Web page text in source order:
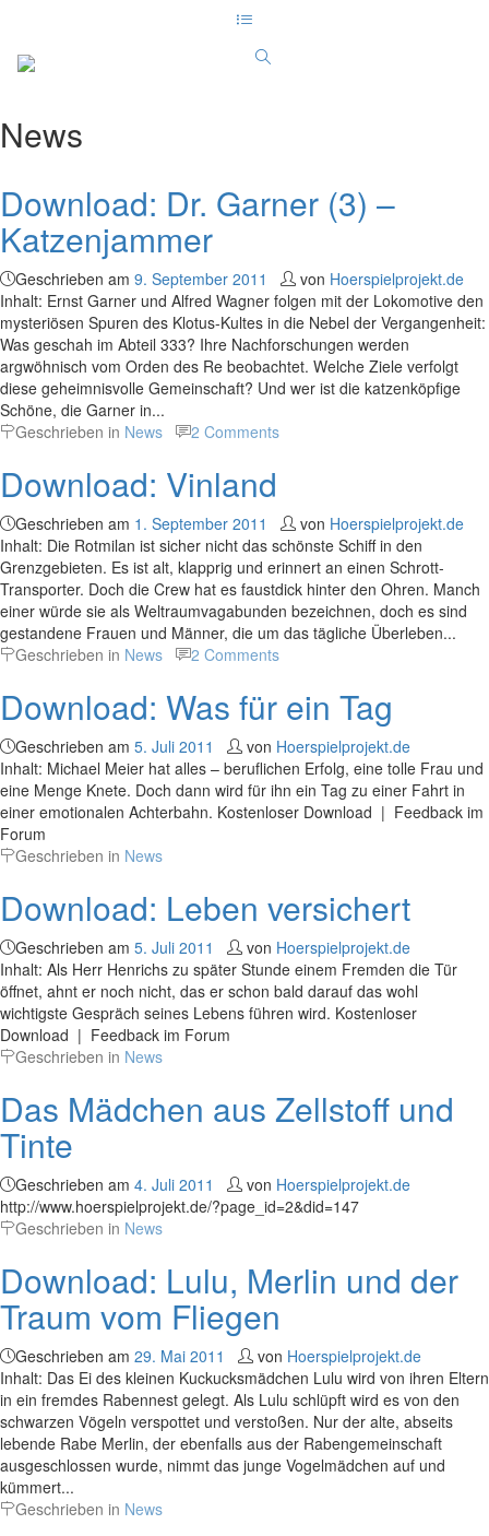
News
Download: Dr. Garner (3) –
Katzenjammer
Geschrieben am 9. September 2011 von Hoerspielprojekt.de
Inhalt: Ernst Garner und Alfred Wagner folgen mit der Lokomotive den
mysteriösen Spuren des Klotus-Kultes in die Nebel der Vergangenheit:
Was geschah im Abteil 333? Ihre Nachforschungen werden
argwöhnisch vom Orden des Re beobachtet. Welche Ziele verfolgt
diese geheimnisvolle Gemeinschaft? Und wer ist die katzenköpfige
Schöne, die Garner in...
Geschrieben in News 2 Comments
Download: Vinland
Geschrieben am 1. September 2011 von Hoerspielprojekt.de
Inhalt: Die Rotmilan ist sicher nicht das schönste Schiff in den
Grenzgebieten. Es ist alt, klapprig und erinnert an einen Schrott-
Transporter. Doch die Crew hat es faustdick hinter den Ohren. Manch
einer würde sie als Weltraumvagabunden bezeichnen, doch es sind
gestandene Frauen und Männer, die um das tägliche Überleben...
Geschrieben in News 2 Comments
Download: Was für ein Tag
Geschrieben am 5. Juli 2011 von Hoerspielprojekt.de
Inhalt: Michael Meier hat alles – beruflichen Erfolg, eine tolle Frau und
eine Menge Knete. Doch dann wird für ihn ein Tag zu einer Fahrt in
einer emotionalen Achterbahn. Kostenloser Download | Feedback im
Forum
Geschrieben in News
Download: Leben versichert
Geschrieben am 5. Juli 2011 von Hoerspielprojekt.de
Inhalt: Als Herr Henrichs zu später Stunde einem Fremden die Tür
öffnet, ahnt er noch nicht, das er schon bald darauf das wohl
wichtigste Gespräch seines Lebens führen wird. Kostenloser
Download | Feedback im Forum
Geschrieben in News
Das Mädchen aus Zellstoff und
Tinte
Geschrieben am 4. Juli 2011 von Hoerspielprojekt.de
http://www.hoerspielprojekt.de/?page_id=2&did=147
Geschrieben in News
Download: Lulu, Merlin und der
Traum vom Fliegen
Geschrieben am 29. Mai 2011 von Hoerspielprojekt.de
Inhalt: Das Ei des kleinen Kuckucksmädchen Lulu wird von ihren Eltern
in ein fremdes Rabennest gelegt. Als Lulu schlüpft wird es von den
schwarzen Vögeln verspottet und verstoßen. Nur der alte, abseits
lebende Rabe Merlin, der ebenfalls aus der Rabengemeinschaft
ausgeschlossen wurde, nimmt das junge Vogelmädchen auf und
kümmert...
Geschrieben in News